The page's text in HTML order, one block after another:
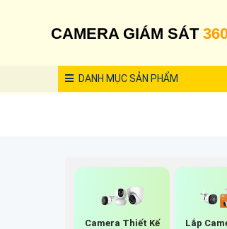
CAMERA GIÁM SÁT
DANH MỤCSẢN PHẨM
Camera Thiết Kế
Lắp